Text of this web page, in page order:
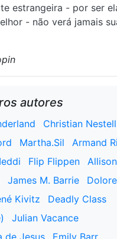
estrangeira - por ser
- não verá jamais
autores
Christian
Martha.Sil
Armand
Flip Flippen
James M. Barrie
Kivitz
Deadly Class
Julian Vacance
de Jesus
Emily Barr